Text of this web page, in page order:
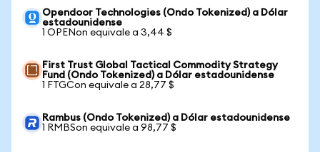
Opendoor Technologies (Ondo Tokenized) a Dólar
estadounidense
1 OPENon equivale a 3,44 $
First Trust Global Tactical Commodity Strategy
Fund (Ondo Tokenized) a Dólar estadounidense
1 FTGCon equivale a 28,77 $
Rambus (Ondo Tokenized) a Dólar estadounidense
1 RMBSon equivale a 98,77 $